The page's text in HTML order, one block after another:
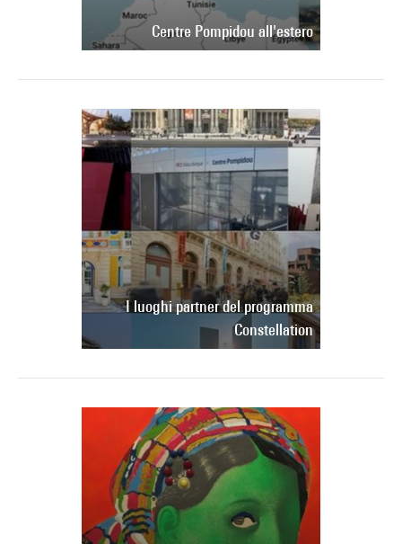
Centre Pompidou all'estero
I luoghi partner del programma
Constellation